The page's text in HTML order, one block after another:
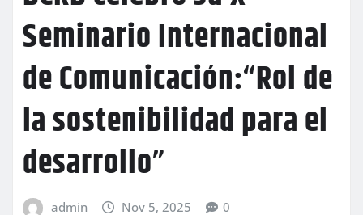
Seminario Internacional
de Comunicación:“Rol de
la sostenibilidad para el
desarrollo”
admin Nov 5, 2025 0